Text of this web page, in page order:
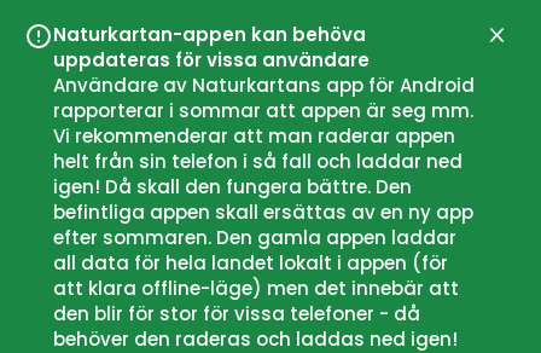
Naturkartan-appen kan behöva
uppdateras för vissa användare
Användare av Naturkartans app för Android
rapporterar i sommar att appen är seg mm.
Vi rekommenderar att man raderar appen
helt från sin telefon i så fall och laddar ned
igen! Då skall den fungera bättre. Den
befintliga appen skall ersättas av en ny app
efter sommaren. Den gamla appen laddar
all data för hela landet lokalt i appen (för
att klara offline-läge) men det innebär att
den blir för stor för vissa telefoner - då
behöver den raderas och laddas ned igen!